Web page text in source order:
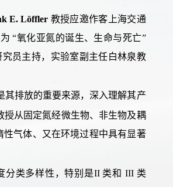
E. Löffler 教授应邀作客上海交通
“氧化亚氮的诞生、 生命与死亡”
究员主持， 实验室副主任白林泉教
其排放的重要来源，深入理解其产
授从固定氮经微生物、非生物及耦
性气体、又在环境过程中具有显著
分类多样性 ，特别 是II 类和 III 类